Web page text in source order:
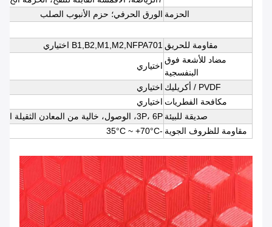
الحزمة الورق الحرفي؛ حزم الأنبوب الصلب
مقاومة للحريقB1,B2,M1,M2,NFPA701 اختياري
مضاد للأشعة فوق
البنفسجية
اختياري
PVDF / أكريليك
اختياري
مكافحة الفطريات اختياري
صديقة للبيئة 3P، 6P، الوصول، خالية من المعادن الثقيلة اختياري
مقاومة للظروف الجوية -35°C ~ +70°C